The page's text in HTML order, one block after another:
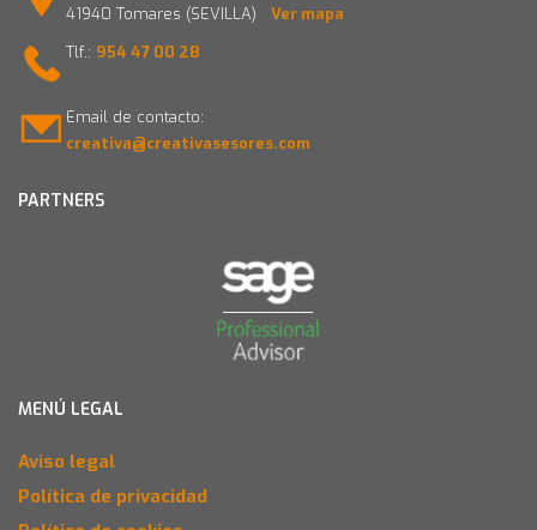
41940 Tomares (SEVILLA) Ver mapa
Tlf.: 954 47 00 28
Email de contacto:
creativa@creativasesores.com
PARTNERS
MENÚ LEGAL
Aviso legal
Política de privacidad